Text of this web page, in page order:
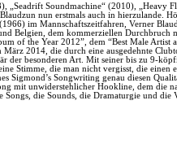
Soundmachine“ (2010),
nun erstmals auch in hierzulande.
im Mannschaftszeitfahren, Verner
dem kommerziellen Durchbruch
of the Year 2012”, dem “Best Male
2014, die durch eine ausgedehnte
besonderen Art. Mit seiner bis zu 9-
Stimme, die man nicht vergisst, die
Songwriting genau diesen
mit unwiderstehlicher Hookline, dem die
die Sounds, die Dramaturgie und die